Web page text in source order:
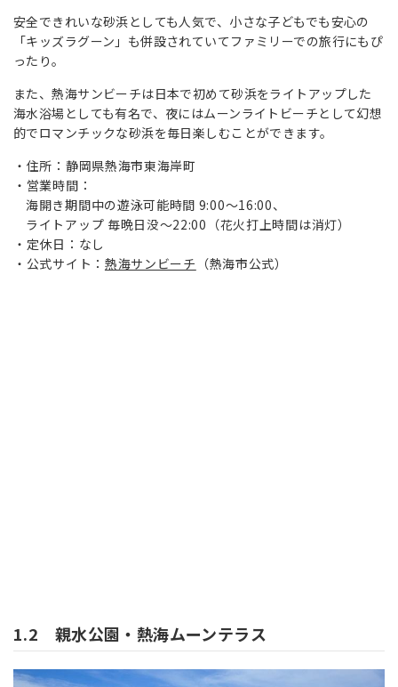
安全できれいな砂浜としても人気で、小さな子どもでも安心の
「キッズラグーン」も併設されていてファミリーでの旅行にもぴ
ったり。
また、熱海サンビーチは日本で初めて砂浜をライトアップした
海水浴場としても有名で、夜にはムーンライトビーチとして幻想
的でロマンチックな砂浜を毎日楽しむことができます。
住所：静岡県熱海市東海岸町
営業時間：
海開き期間中の遊泳可能時間 9:00～16:00、
ライトアップ 毎晩日没～22:00（花火打上時間は消灯）
定休日：なし
公式サイト： 熱海サンビーチ （熱海市公式）
1.2 親水公園・熱海ムーンテラス